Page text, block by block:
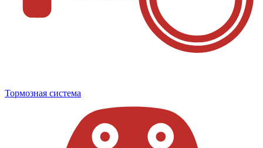
Тормозная система